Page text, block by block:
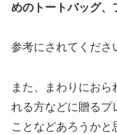
めのトートバッグ、
参考にされてくださ
また、まわりにお
れる方などに贈るプ
ことなどあろうかと